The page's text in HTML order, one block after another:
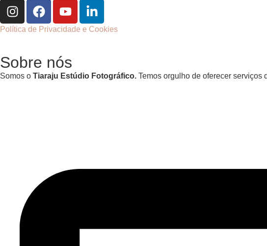
Política de Privacidade e Cookies
Sobre nós
Somos o Tiaraju Estúdio Fotográfico. Temos orgulho de oferecer serviços